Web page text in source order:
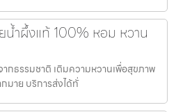
น้ำผึ้งแท้ 100% หอม หวาน
กธรรมชาติ เติมความหวานเพื่อสุขภาพ
มาย บริการส่งได้ทั่